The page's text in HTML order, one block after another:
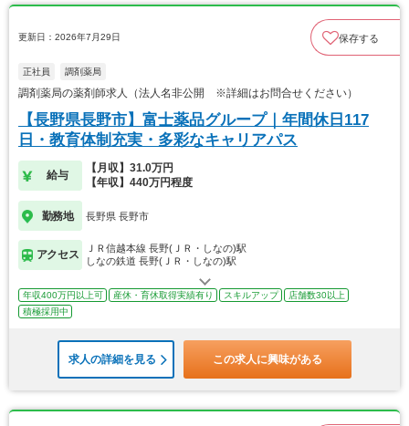
更新日：2026年7月29日 保存する
正社員 調剤薬局
調剤薬局の薬剤師求人（法人名非公開 ※詳細はお問合せください）
【長野県長野市】富士薬品グループ｜年間休日117
日・教育体制充実・多彩なキャリアパス
給与
【月収】31.0万円
【年収】440万円程度
勤務地 長野県 長野市
アクセス
ＪＲ信越本線 長野(ＪＲ・しなの)駅
しなの鉄道 長野(ＪＲ・しなの)駅
年収400万円以上可 産休・育休取得実績有り スキルアップ
店舗数30以上
積極採用中
求人の詳細を見る この求人に興味がある